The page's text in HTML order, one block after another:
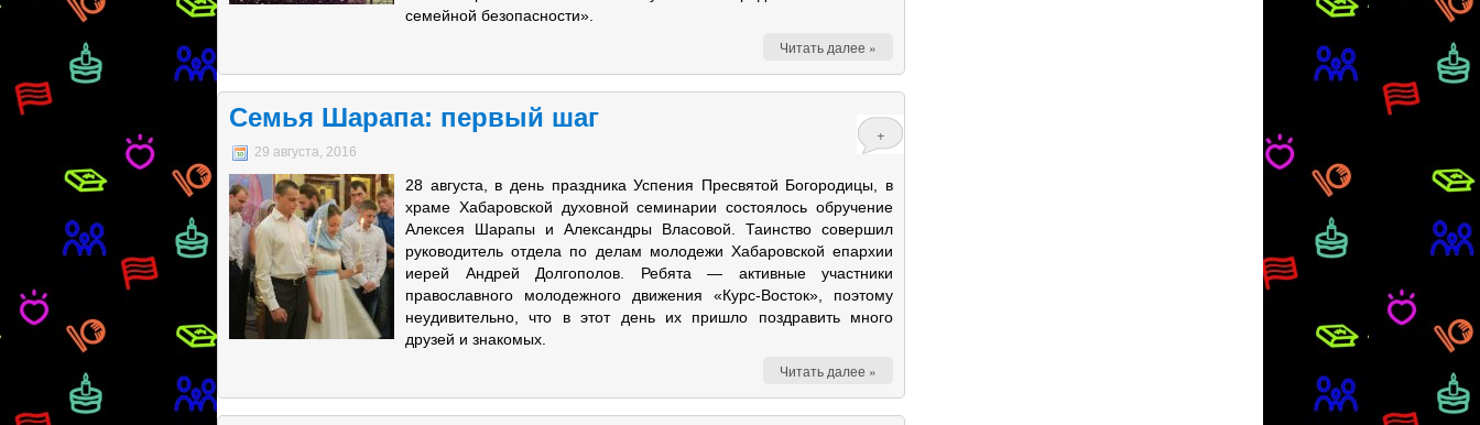
семейной безопасности».
Читать далее »
Семья Шарапа: первый шаг
+
29 августа, 2016
28 августа, в день праздника Успения Пресвятой Богородицы, в
храме Хабаровской духовной семинарии состоялось обручение
Алексея Шарапы и Александры Власовой. Таинство совершил
руководитель отдела по делам молодежи Хабаровской епархии
иерей Андрей Долгополов. Ребята — активные участники
православного молодежного движения «Курс-Восток», поэтому
неудивительно, что в этот день их пришло поздравить много
друзей и знакомых.
Читать далее »